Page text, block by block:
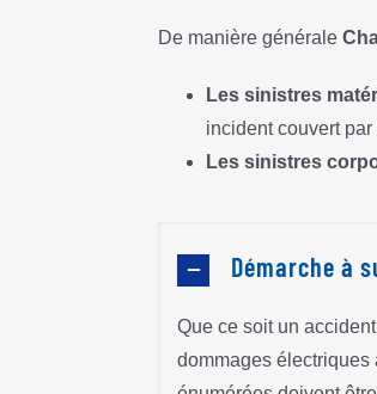
De manière générale
Les sinistres
incident couvert
Les sinistres
Démarche à
Que ce soit un
dommages électriques